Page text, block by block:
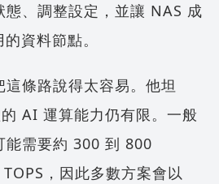
態、調整設定，並讓 NAS 成
資料節點。
條路說得太容易。他坦
AI 運算能力仍有限。一般
能需要約 300 到 800
，因此多數方案會以